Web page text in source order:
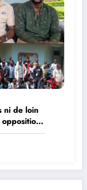
ni de loin
sont